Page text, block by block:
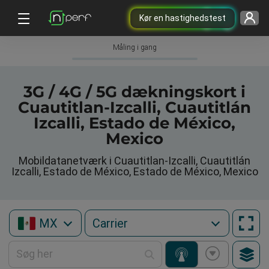
Kør en hastighedstest
Måling i gang
3G / 4G / 5G dækningskort i
Cuautitlan-Izcalli, Cuautitlán
Izcalli, Estado de México,
Mexico
Mobildatanetværk i Cuautitlan-Izcalli, Cuautitlán
Izcalli, Estado de México, Estado de México, Mexico
MX